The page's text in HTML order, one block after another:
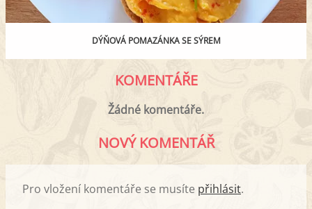
DÝŇOVÁ POMAZÁNKA SE SÝREM
KOMENTÁŘE
Žádné komentáře.
NOVÝ KOMENTÁŘ
Pro vložení komentáře se musíte přihlásit.